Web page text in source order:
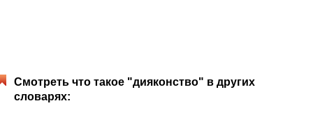
Смотреть что такое "дияконство" в других
словарях: